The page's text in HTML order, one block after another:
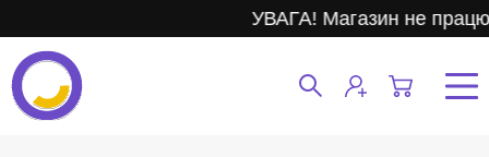
УВАГА! Магазин не працює.